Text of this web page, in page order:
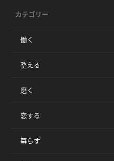
カテゴリー
働く
整える
磨く
恋する
暮らす